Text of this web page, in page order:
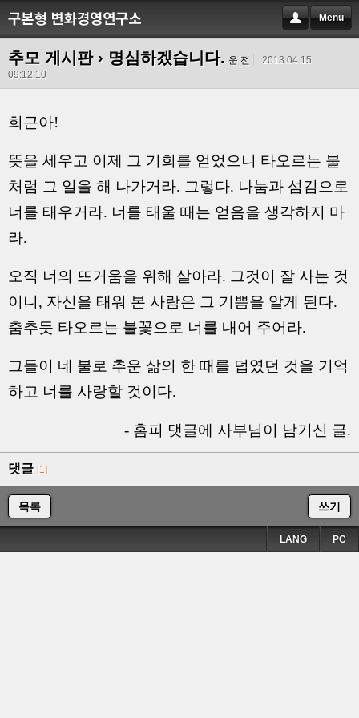
Menu
추모 게시판› 명심하겠습니다. 운 전
2013.04.15
09:12:10
희근아!
뜻을 세우고 이제 그 기회를 얻었으니 타오르는 불
처럼 그 일을 해 나가거라. 그렇다. 나눔과 섬김으로
너를 태우거라. 너를 태울 때는 얻음을 생각하지 마
라.
오직 너의 뜨거움을 위해 살아라. 그것이 잘 사는 것
이니, 자신을 태워 본 사람은 그 기쁨을 알게 된다.
춤추듯 타오르는 불꽃으로 너를 내어 주어라.
그들이 네 불로 추운 삶의 한 때를 덥였던 것을 기억
하고 너를 사랑할 것이다.
- 홈피 댓글에 사부님이 남기신 글.
댓글 [1]
목록 쓰기
PC
LANG